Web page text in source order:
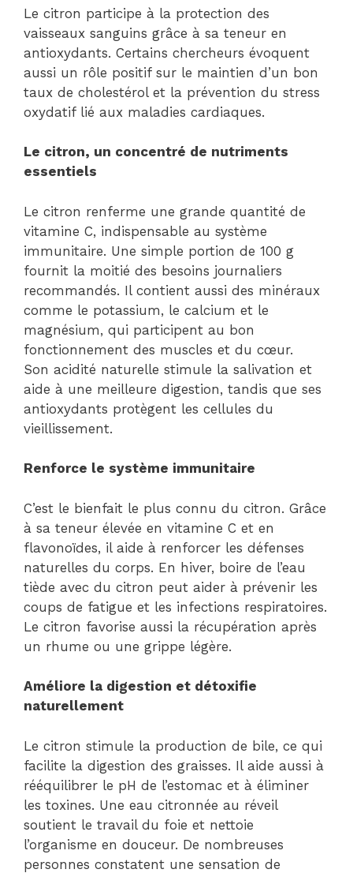
Le citron participe à la protection des
vaisseaux sanguins grâce à sa teneur en
antioxydants. Certains chercheurs évoquent
aussi un rôle positif sur le maintien d’un bon
taux de cholestérol et la prévention du stress
oxydatif lié aux maladies cardiaques.
Le citron, un concentré de nutriments
essentiels
Le citron renferme une grande quantité de
vitamine C, indispensable au système
immunitaire. Une simple portion de 100 g
fournit la moitié des besoins journaliers
recommandés. Il contient aussi des minéraux
comme le potassium, le calcium et le
magnésium, qui participent au bon
fonctionnement des muscles et du cœur.
Son acidité naturelle stimule la salivation et
aide à une meilleure digestion, tandis que ses
antioxydants protègent les cellules du
vieillissement.
Renforce le système immunitaire
C’est le bienfait le plus connu du citron. Grâce
à sa teneur élevée en vitamine C et en
flavonoïdes, il aide à renforcer les défenses
naturelles du corps. En hiver, boire de l’eau
tiède avec du citron peut aider à prévenir les
coups de fatigue et les infections respiratoires.
Le citron favorise aussi la récupération après
un rhume ou une grippe légère.
Améliore la digestion et détoxifie
naturellement
Le citron stimule la production de bile, ce qui
facilite la digestion des graisses. Il aide aussi à
rééquilibrer le pH de l’estomac et à éliminer
les toxines. Une eau citronnée au réveil
soutient le travail du foie et nettoie
l’organisme en douceur. De nombreuses
personnes constatent une sensation de